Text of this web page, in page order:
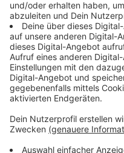
stürzte ein
verletzten kamen ins
die Polizei in Dülmen.
Anzeige